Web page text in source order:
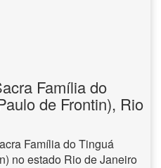
Família do
de Frontin), Rio
Família do Tinguá
no estado Rio de Janeiro